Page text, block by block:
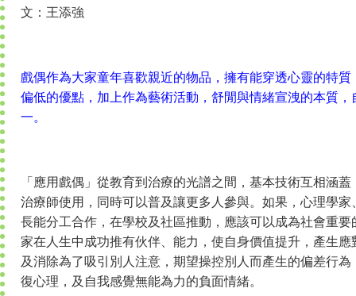
文：王添強
戲偶作為大家童年喜歡親近的物品，擁有能穿透心靈的特
偏低的優點，加上作為藝術活動，舒閒與情緒宣洩的本質
一。
「應用戲偶」從教育到治療的光譜之間，基本技術互相涵
治療師使用，同時可以普及讓更多人參與。如果，心理學
長能分工合作，在學校及社區推動，應該可以成為社會重
家在人生中成功推有伙伴、能力，使自身價值提升，產生
及消除為了吸引別人注意，期望操控別人而產生的偏差行
復心理，及自我感覺無能為力的負面情緒。